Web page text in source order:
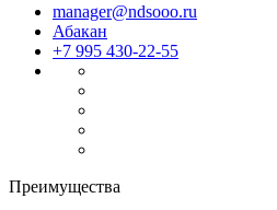
manager@ndsooo.ru
Абакан
+7 995 430-22-55
Преимущества